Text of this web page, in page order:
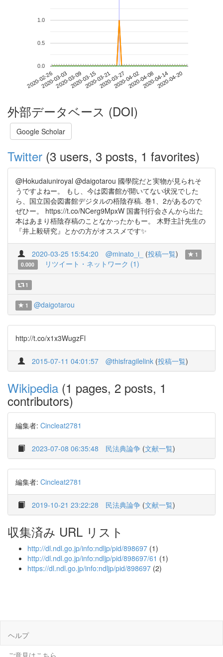
2020-02-262020-03-032020-03-092020-03-152020-03-212020-03-272020-04-022020-04-082020-04-142020-04-20
0.0
0.5
1.0
外部データベース (DOI)
Google Scholar
Twitter (3 users, 3 posts, 1 favorites)
@Hokudaiuniroyal @daigotarou 國學院だと実物が見られそ
うですよねー。 もし、今は図書館が開いてない状況でした
ら、国立国会図書館デジタルの梧陰存稿. 巻1、2があるので
ぜひー。 https://t.co/NCerg9MpxW 国書刊行会さんから出た
本はあまり梧陰存稿のことなかったかもー。 木野主計先生の
『井上毅研究』とかの方がオススメです✨
2020-03-25 15:54:20 @minato_i_ (投稿一覧)
1
0.000
リツイート・ネットワーク (1)
1
1 @daigotarou
http://t.co/x1x3WugzFl
2015-07-11 04:01:57 @thisfragilelink (投稿一覧)
Wikipedia (1 pages, 2 posts, 1
contributors)
編集者: Cincleat2781
2023-07-08 06:35:48 民法典論争 (文献一覧)
編集者: Cincleat2781
2019-10-21 23:22:28 民法典論争 (文献一覧)
収集済み URL リスト
http://dl.ndl.go.jp/info:ndljp/pid/898697 (1)
http://dl.ndl.go.jp/info:ndljp/pid/898697/61 (1)
https://dl.ndl.go.jp/info:ndljp/pid/898697 (2)
ヘルプ
ご意見はこちら